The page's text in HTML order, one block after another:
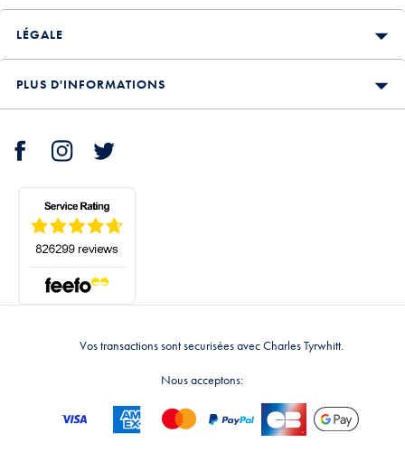
LÉGALE
PLUS D'INFORMATIONS
Vos transactions sont securisées avec Charles Tyrwhitt.
Nous acceptons: